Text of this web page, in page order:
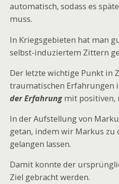
automatisch, sodass es
muss.
In Kriegsgebieten hat man
selbst-induziertem Zittern
Der letzte wichtige Punkt in
traumatischen Erfahrungen
der Erfahrungmit positiven,
In der Aufstellung von
getan, indem wir Markus zu
gelangen lassen.
Damit konnte der
Ziel gebracht werden.